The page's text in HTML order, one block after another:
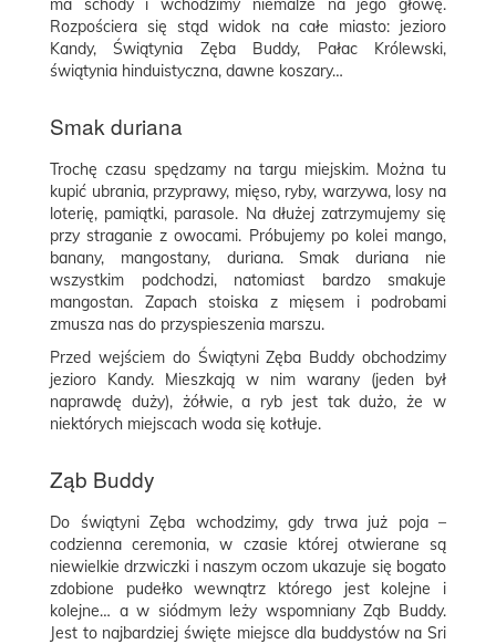
ma schody i wchodzimy niemalże na jego głowę.
Rozpościera się stąd widok na całe miasto: jezioro
Kandy, Świątynia Zęba Buddy, Pałac Królewski,
świątynia hinduistyczna, dawne koszary…
Smak duriana
Trochę czasu spędzamy na targu miejskim. Można tu
kupić ubrania, przyprawy, mięso, ryby, warzywa, losy na
loterię, pamiątki, parasole. Na dłużej zatrzymujemy się
przy straganie z owocami. Próbujemy po kolei mango,
banany, mangostany, duriana. Smak duriana nie
wszystkim podchodzi, natomiast bardzo smakuje
mangostan. Zapach stoiska z mięsem i podrobami
zmusza nas do przyspieszenia marszu.
Przed wejściem do Świątyni Zęba Buddy obchodzimy
jezioro Kandy. Mieszkają w nim warany (jeden był
naprawdę duży), żółwie, a ryb jest tak dużo, że w
niektórych miejscach woda się kotłuje.
Ząb Buddy
Do świątyni Zęba wchodzimy, gdy trwa już poja –
codzienna ceremonia, w czasie której otwierane są
niewielkie drzwiczki i naszym oczom ukazuje się bogato
zdobione pudełko wewnątrz którego jest kolejne i
kolejne… a w siódmym leży wspomniany Ząb Buddy.
Jest to najbardziej święte miejsce dla buddystów na Sri